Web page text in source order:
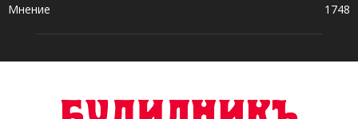
Мнение
1748